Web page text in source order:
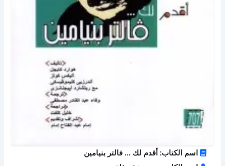
اسم الكتاب: أقدم لك ... فالتر بنيامين